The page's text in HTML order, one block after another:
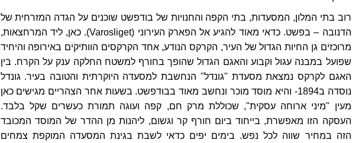
רוב בתי המלון, המסעדות, בתי הקפה והחנויות של בודפשט שוכנים על הגדה המזרחית של
הדנובה – בפשט. כדאי מאוד להגיע אל הפארק העירוני (Varosliget). כאן, ליד המרחצאות,
מרוכזים גן החיות הגדול של העיר, הקרקס הנודע, אחד הקרקסים הוותיקים באירופה והיחיד
שפועל במבנה עגול וקבוע והאגם הגדול שהופך בחורף למשטח החלקה ענק על הקרח. בין
האגם לקרקס נמצאת מסעדת "גונדל" הנחשבת למסעדה היוקרתית והטובה בעיר. גונדל
נוסדה ב1894- והיא מוסד מוכר
ונחשב מאוד בבודפשט. בשעות אחר הצהריים מגישים כאן
מעין "מיני ארוחה עסקית", שכוללת מרק חם, קפה ועוגה תמורת כעשרים שקל בלבד.
העסקה הזו מאפשרת, בייחוד ביום חורף קר וגשום, ליהנות מן ההדר של המוסד המכובד
הזה במחיר שווה לכל נפש. בימים יפים כדאי לשבת בגינת המסעדה המוקפת צמחים